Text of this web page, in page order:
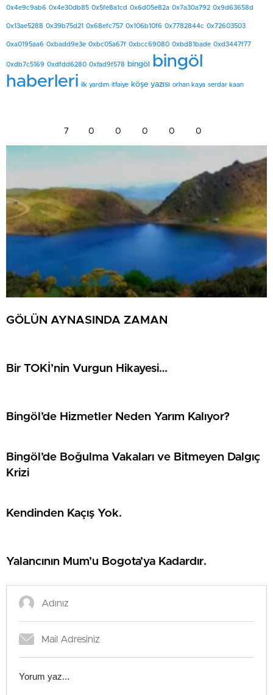
0x4e9c9ab6 0x4e30db85 0x5fe8a1cd 0x6d05e82a 0x7a30a792 0x9d63658d
0x13ae5288 0x39b75d21 0x68efc757 0x106b10f6 0x7782844c 0x72603503
0xa0195aa6 0xbadd9e3e 0xbc05a67f 0xbcc69080 0xbd81bade 0xd3447f77
0xdb7c5169 0xdfdd6280 0xfad9f578 bingöl
bingöl
haberleri ilk yardım itfaiye köşe yazısı orhan kaya serdar kaan
7 0 0 0 0 0
GÖLÜN AYNASINDA ZAMAN
Bir TOKİ’nin Vurgun Hikayesi…
Bingöl’de Hizmetler Neden Yarım Kalıyor?
Bingöl’de Boğulma Vakaları ve Bitmeyen Dalgıç
Krizi
Kendinden Kaçış Yok.
Yalancının Mum’u Bogota’ya Kadardır.